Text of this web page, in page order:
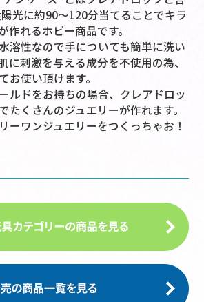
光に約90～120分当てることでキラ
作れるホビー商品です。
溶性なので手についても簡単に洗い
に刺激を与える成分を不使用の為、
お使い頂けます。
ルドをお持ちの場合、クレアドロッ
たくさんのジュエリーが作れます。
ーワンジュエリーをつくっちゃお！